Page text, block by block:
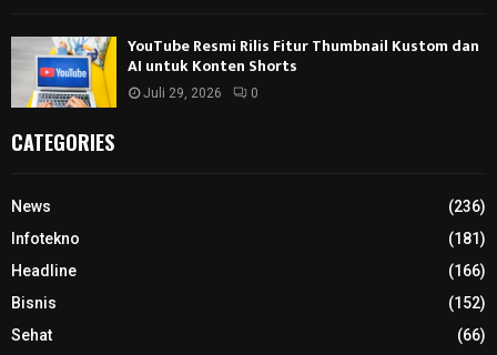
YouTube Resmi Rilis Fitur Thumbnail Kustom dan
AI untuk Konten Shorts
Juli 29, 2026 0
CATEGORIES
News
(236)
Infotekno
(181)
Headline
(166)
Bisnis
(152)
Sehat
(66)